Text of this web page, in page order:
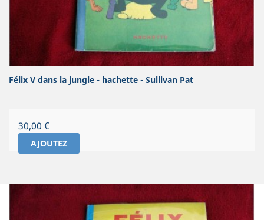
Félix V dans la jungle - hachette - Sullivan Pat
Prix
30,00 €
AJOUTEZ